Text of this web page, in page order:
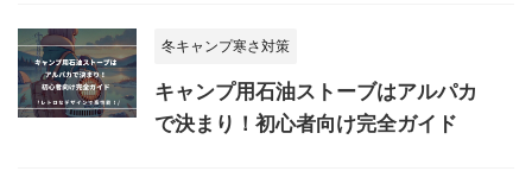
冬キャンプ寒さ対策
キャンプ用石油ストーブはアルパカ
で決まり！初心者向け完全ガイド